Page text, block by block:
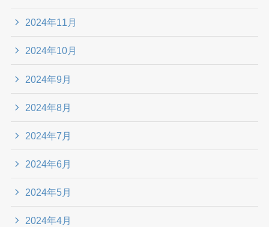
2024年11月
2024年10月
2024年9月
2024年8月
2024年7月
2024年6月
2024年5月
2024年4月